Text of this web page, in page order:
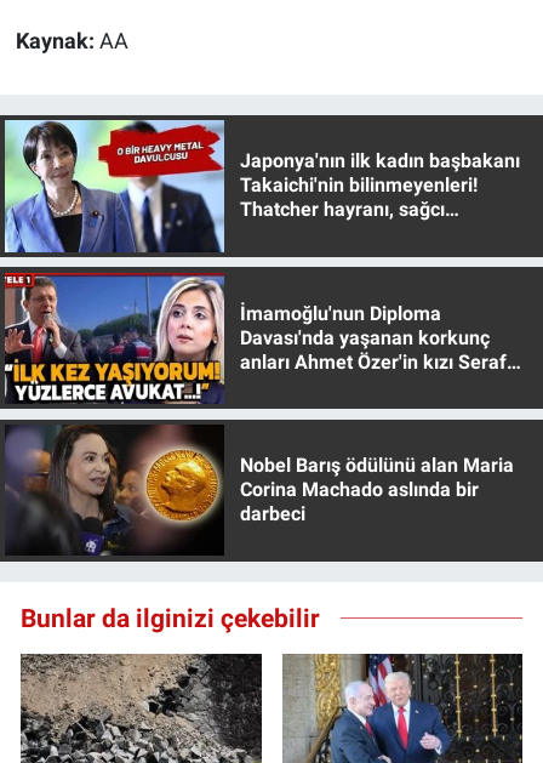
Kaynak: AA
Japonya'nın ilk kadın başbakanı
Takaichi'nin bilinmeyenleri!
Thatcher hayranı, sağcı
İmamoğlu'nun Diploma
Davası'nda yaşanan korkunç
anları Ahmet Özer'in kızı Seraf
Nobel Barış ödülünü alan Maria
Corina Machado aslında bir
darbeci
Bunlar da ilginizi çekebilir